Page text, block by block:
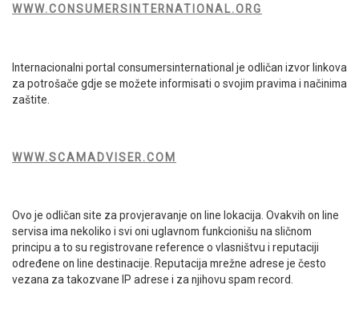
WWW.CONSUMERSINTERNATIONAL.ORG
Internacionalni portal consumersinternational je odličan izvor linkova
za potrošače gdje se možete informisati o svojim pravima i načinima
zaštite.
WWW.SCAMADVISER.COM
Ovo je odličan site za provjeravanje on line lokacija. Ovakvih on line
servisa ima nekoliko i svi oni uglavnom funkcionišu na sličnom
principu a to su registrovane reference o vlasništvu i reputaciji
određene on line destinacije. Reputacija mrežne adrese je često
vezana za takozvane IP adrese i za njihovu spam record.